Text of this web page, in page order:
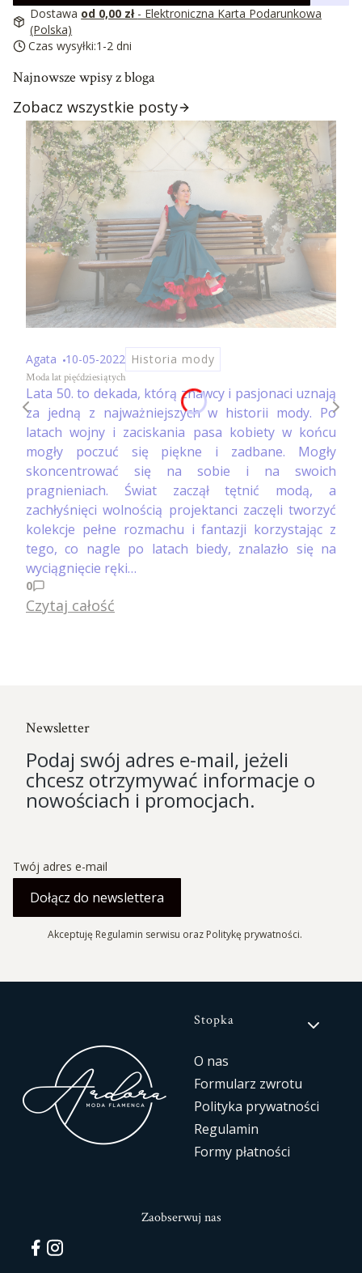
Dostawa od 0,00 zł - Elektroniczna Karta Podarunkowa
(Polska)
Czas wysyłki:1-2 dni
Najnowsze wpisy z bloga
Zobacz wszystkie posty
Agata 10-05-2022 Historia mody
Moda lat pięćdziesiątych
Lata 50. to dekada, którą znawcy i pasjonaci uznają
za jedną z najważniejszych w historii mody. Po
latach wojny i zaciskania pasa kobiety w końcu
mogły poczuć się piękne i zadbane. Mogły
skoncentrować się na sobie i na swoich
pragnieniach. Świat zaczął tętnić modą, a
zachłyśnięci wolnością projektanci zaczęli tworzyć
kolekcje pełne rozmachu i fantazji korzystając z
tego, co nagle po latach biedy, znalazło się na
wyciągnięcie ręki…
0
Czytaj całość
Newsletter
Podaj swój adres e-mail, jeżeli
chcesz otrzymywać informacje o
nowościach i promocjach.
Twój adres e-mail
Dołącz do newslettera
Akceptuję Regulamin serwisu oraz Politykę prywatności.
Linki w stopce
Stopka
O nas
Formularz zwrotu
Polityka prywatności
Regulamin
Formy płatności
Zaobserwuj nas